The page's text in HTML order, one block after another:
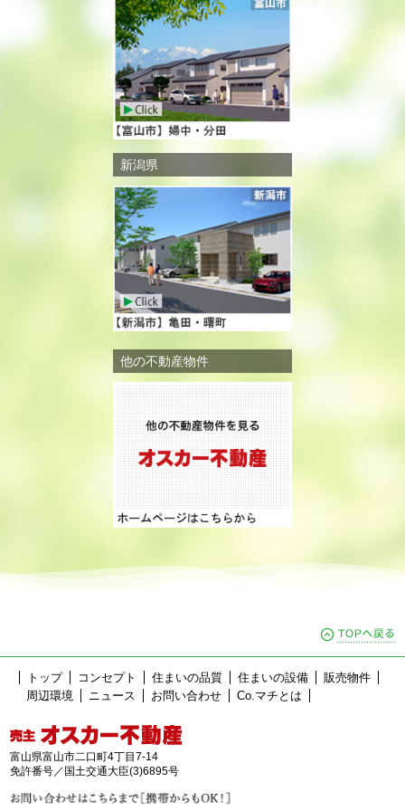
新潟県
他の不動産物件
トップ コンセプト 住まいの品質 住まいの設備
販売物件
周辺環境
ニュース お問い合わせ Co.マチとは
富山県富山市二口町4丁目7-14
免許番号／国土交通大臣(3)6895号